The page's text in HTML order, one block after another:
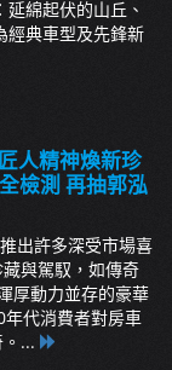
綿起伏的山丘、
經典車型及先鋒新
人精神煥新珍
檢測 再抽郭泓
出許多深受市場喜
與駕馭，如傳奇
厚動力並存的豪華
代消費者對房車
...